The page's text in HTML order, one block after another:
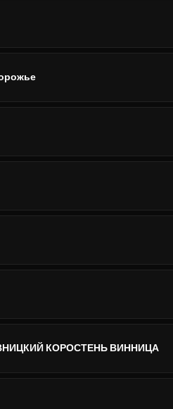
КОРОСТЕНЬ ВИННИЦА